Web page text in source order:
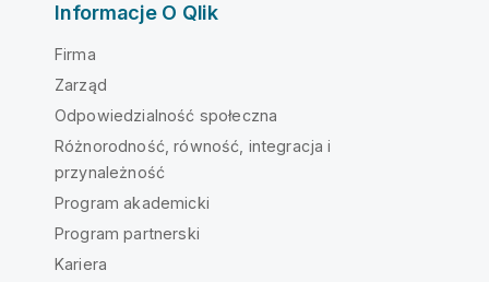
Informacje O Qlik
Firma
Zarząd
Odpowiedzialność społeczna
Różnorodność, równość, integracja i
przynależność
Program akademicki
Program partnerski
Kariera